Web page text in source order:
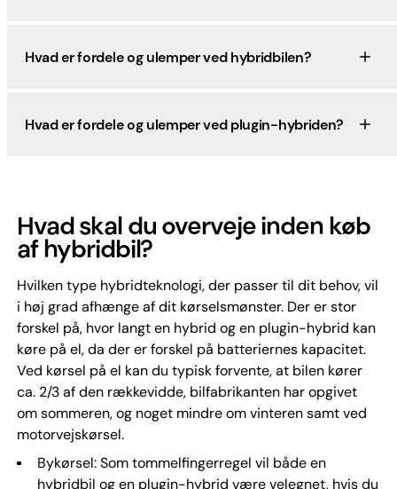
Hvad er fordele og ulemper ved hybridbilen?
Hvad er fordele og ulemper ved plugin-hybriden?
Hvad skal du overveje inden køb
af hybridbil?
Hvilken type hybridteknologi, der passer til dit behov, vil
i høj grad afhænge af dit kørselsmønster. Der er stor
forskel på, hvor langt en hybrid og en plugin-hybrid kan
køre på el, da der er forskel på batteriernes kapacitet.
Ved kørsel på el kan du typisk forvente, at bilen kører
ca. 2/3 af den rækkevidde, bilfabrikanten har opgivet
om sommeren, og noget mindre om vinteren samt ved
motorvejskørsel.
Bykørsel: Som tommelfingerregel vil både en
hybridbil og en plugin-hybrid være velegnet, hvis du